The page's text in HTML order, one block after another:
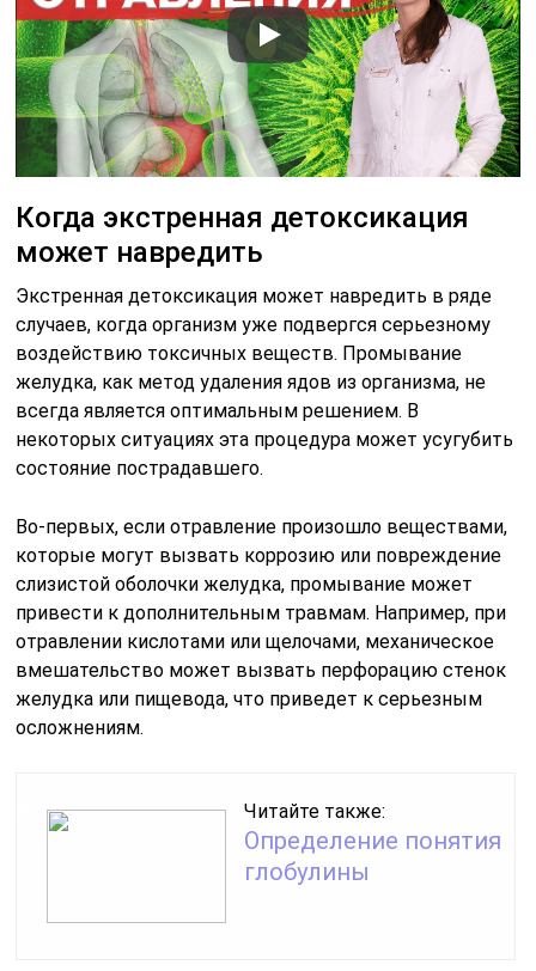
Когда экстренная детоксикация
может навредить
Экстренная детоксикация может навредить в ряде
случаев, когда организм уже подвергся серьезному
воздействию токсичных веществ. Промывание
желудка, как метод удаления ядов из организма, не
всегда является оптимальным решением. В
некоторых ситуациях эта процедура может усугубить
состояние пострадавшего.
Во-первых, если отравление произошло веществами,
которые могут вызвать коррозию или повреждение
слизистой оболочки желудка, промывание может
привести к дополнительным травмам. Например, при
отравлении кислотами или щелочами, механическое
вмешательство может вызвать перфорацию стенок
желудка или пищевода, что приведет к серьезным
осложнениям.
Читайте также:
Определение понятия
глобулины